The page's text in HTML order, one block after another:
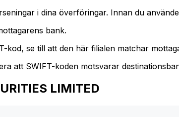
i dina överföringar. Innan du
bank.
kod, se till att den här filialen matchar
att SWIFT-koden motsvarar
LIMITED